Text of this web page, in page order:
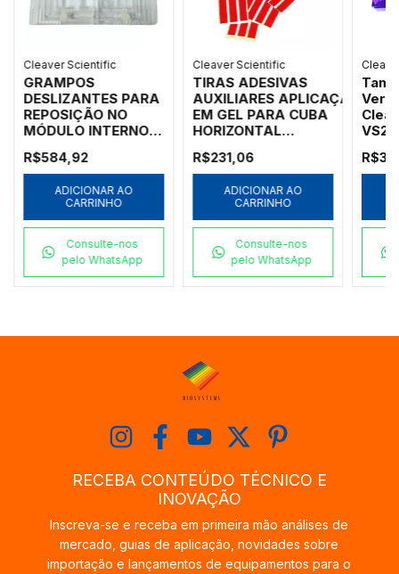
Cleaver Scientific
GRAMPOS
DESLIZANTES PARA
REPOSIÇÃO NO
MÓDULO INTERNO
CVS10PRE (PCT
COM 2)
R$584,92
ADICIONAR AO
CARRINHO
Consulte-nos
pelo WhatsApp
Cleaver Scientific
TIRAS ADESIVAS
AUXILIARES APLICAÇÃO
EM GEL PARA CUBA
HORIZONTAL
R$231,06
ADICIONAR AO
CARRINHO
Consulte-nos
pelo WhatsApp
RECEBA CONTEÚDO TÉCNICO E
INOVAÇÃO
Inscreva-se e receba em primeira mão análises de
mercado, guias de aplicação, novidades sobre
importação e lançamentos de equipamentos para o